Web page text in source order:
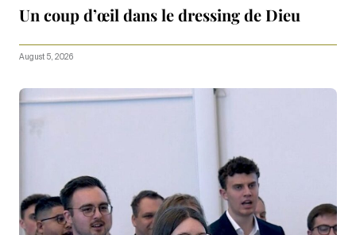
Un coup d’œil dans le dressing de Dieu
August 5, 2026